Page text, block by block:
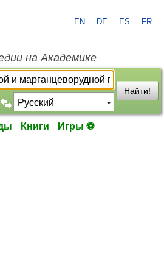
EN DE ES FR
на Академике
Найти!
Книги Игры ⚽